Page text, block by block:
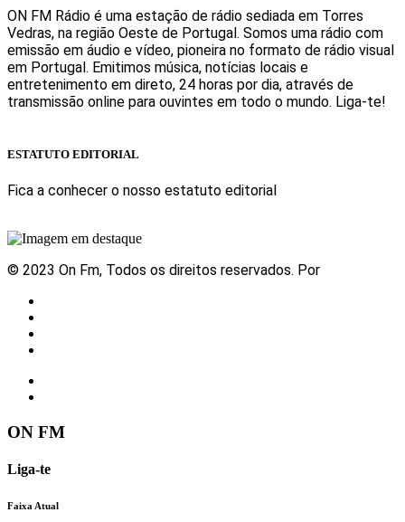
ON FM Rádio é uma estação de rádio sediada em Torres
Vedras, na região Oeste de Portugal. Somos uma rádio com
emissão em áudio e vídeo, pioneira no formato de rádio visual
em Portugal. Emitimos música, notícias locais e
entretenimento em direto, 24 horas por dia, através de
transmissão online para ouvintes em todo o mundo. Liga-te!
ESTATUTO EDITORIAL
Fica a conhecer o nosso estatuto editorial
© 2023 On Fm, Todos os direitos reservados. Por
ON FM
Liga-te
Faixa Atual